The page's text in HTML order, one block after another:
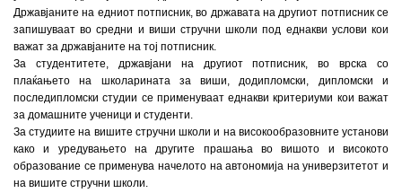
Државјаните на едниот потписник, во државата на другиот потписник се
запишуваат во средни и виши стручни школи под еднакви услови кои
важат за државјаните на тој потписник.
За студентитете, државјани на другиот потписник, во врска со
плаќањето на школарината за виши, додипломски, дипломски и
последипломски студии се применуваат еднакви критериуми кои важат
за домашните ученици и студенти.
За студиите на вишите стручни школи и на високообразовните установи
како и уредувањето на другите прашања во вишото и високото
образование се применува начелото на автономија на универзитетот и
на вишите стручни школи.